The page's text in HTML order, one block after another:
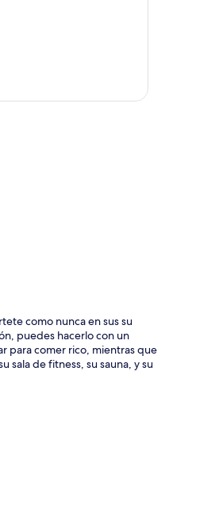
como nunca en sus su
puedes hacerlo con un
para comer rico, mientras que
sala de fitness, su sauna, y su